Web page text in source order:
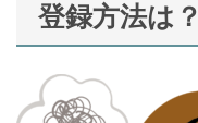
登録方法は？